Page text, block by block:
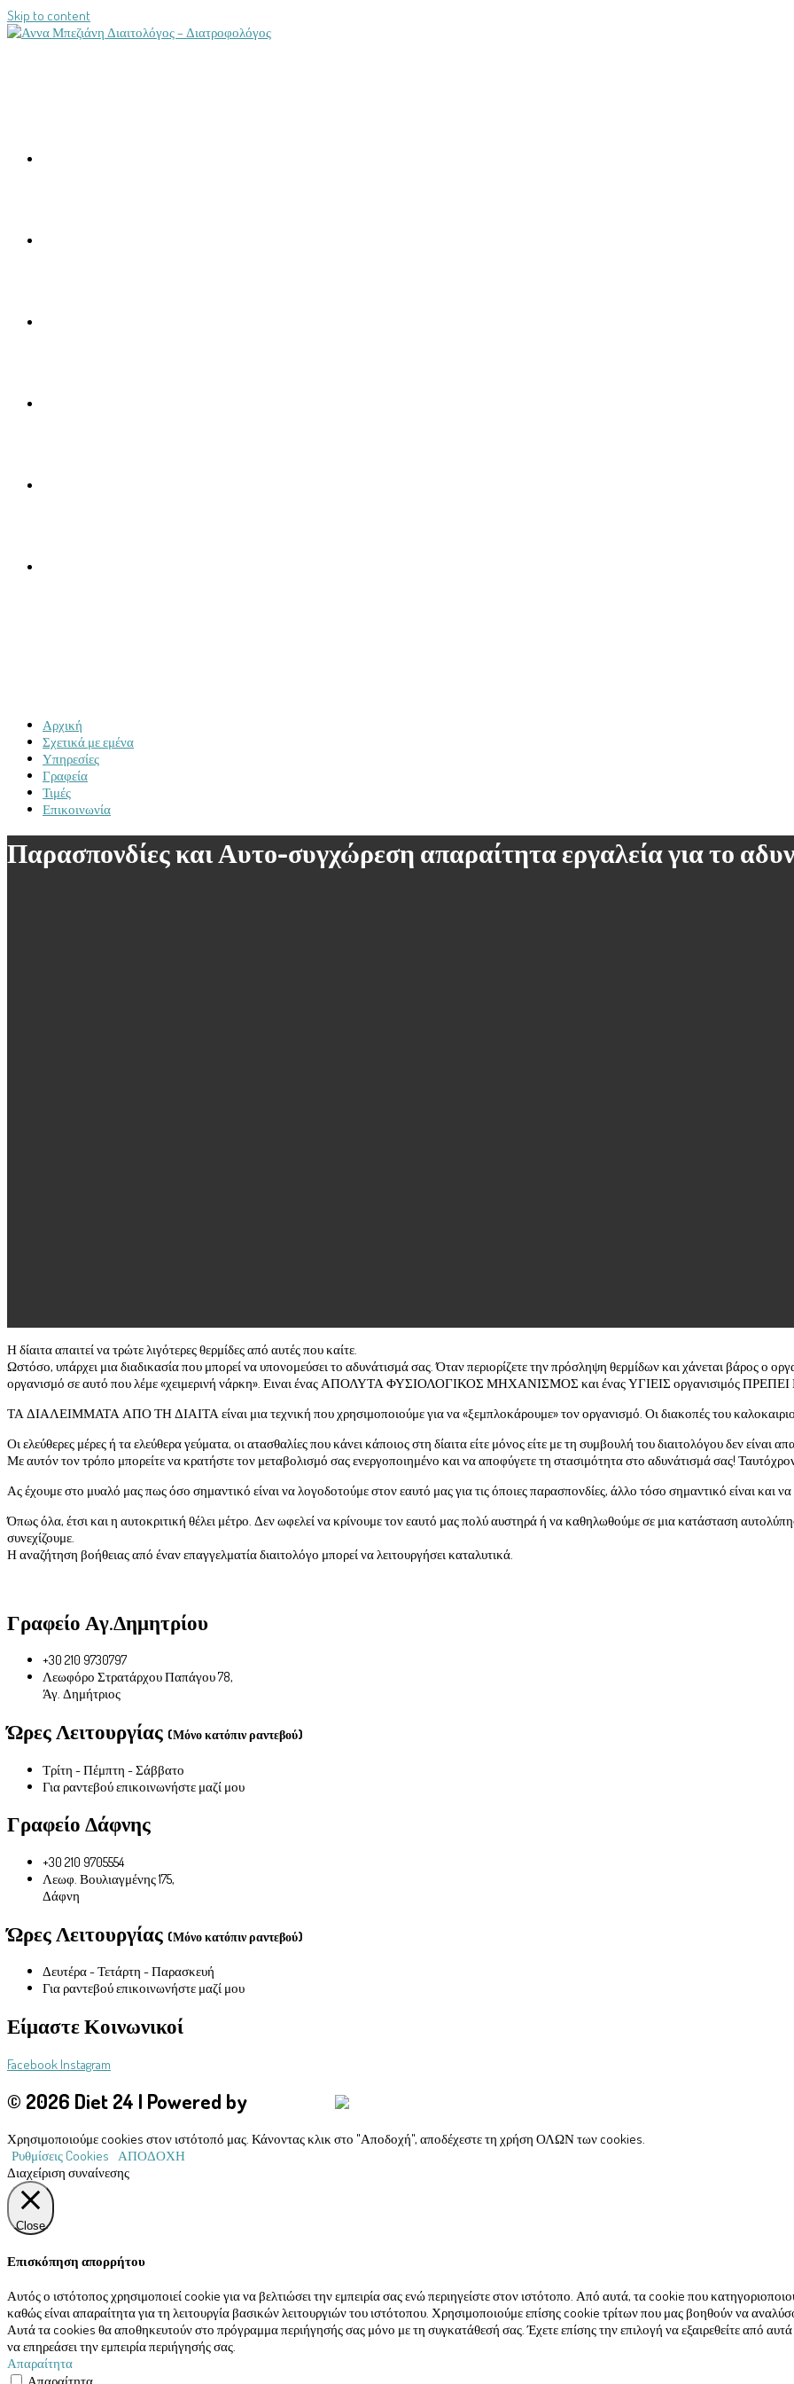
Skip to content
Αρχική
Σχετικά με εμένα
Υπηρεσίες
Γραφεία
Τιμές
Επικοινωνία
Παρασπονδίες και Αυτο-συγχώρεση απαραίτητα εργαλεία για το
Η δίαιτα απαιτεί να τρώτε λιγότερες θερμίδες από αυτές που καίτε.
Ωστόσο, υπάρχει μια διαδικασία που μπορεί να υπονομεύσει το αδυνάτισμά σας. Όταν περιορίζετε την πρόσληψη θερμίδων και χάνεται βάρος ο
οργανισμό σε αυτό που λέμε «χειμερινή νάρκη». Ειναι ένας ΑΠΟΛΥΤΑ ΦΥΣΙΟΛΟΓΙΚΟΣ ΜΗΧΑΝΙΣΜΟΣ και ένας ΥΓΙΕΙΣ οργανισιμός
ΤΑ ΔΙΑΛΕΙΜΜΑΤΑ ΑΠΟ ΤΗ ΔΙΑΙΤΑ είναι μια τεχνική που χρησιμοποιούμε για να «ξεμπλοκάρουμε» τον οργανισμό. Οι διακοπές του καλοκαιριού
Οι ελεύθερες μέρες ή τα ελεύθερα γεύματα, οι ατασθαλίες που κάνει κάποιος στη δίαιτα είτε μόνος είτε με τη συμβουλή του διαιτολόγου δεν είναι
Με αυτόν τον τρόπο μπορείτε να κρατήστε τον μεταβολισμό σας ενεργοποιημένο και να αποφύγετε τη στασιμότητα στο αδυνάτισμά σας!
Ας έχουμε στο μυαλό μας πως όσο σημαντικό είναι να λογοδοτούμε στον εαυτό μας για τις όποιες παρασπονδίες, άλλο τόσο σημαντικό είναι και
Όπως όλα, έτσι και η αυτοκριτική θέλει μέτρο. Δεν ωφελεί να κρίνουμε τον εαυτό μας πολύ αυστηρά ή να καθηλωθούμε σε μια κατάσταση
συνεχίζουμε.
Η αναζήτηση βοήθειας από έναν επαγγελματία διαιτολόγο μπορεί να λειτουργήσει καταλυτικά.
Γραφείο Αγ.Δημητρίου
+30 210 9730797
Λεωφόρο Στρατάρχου Παπάγου 78,
Άγ. Δημήτριος
Ώρες Λειτουργίας (Μόνο κατόπιν ραντεβού)
Τρίτη - Πέμπτη - Σάββατο
Για ραντεβού επικοινωνήστε μαζί μου
Γραφείο Δάφνης
+30 210 9705554
Λεωφ. Βουλιαγμένης 175,
Δάφνη
Ώρες Λειτουργίας (Μόνο κατόπιν ραντεβού)
Δευτέρα - Τετάρτη - Παρασκευή
Για ραντεβού επικοινωνήστε μαζί μου
Είμαστε Κοινωνικοί
Facebook Instagram
© 2026 Diet 24 | Powered by
Χρησιμοποιούμε cookies στον ιστότοπό μας. Κάνοντας κλικ στο "Αποδοχή", αποδέχεστε τη χρήση ΟΛΩΝ των cookies.
Ρυθμίσεις Cookies ΑΠΟΔΟΧΗ
Διαχείριση συναίνεσης
Close
Επισκόπηση απορρήτου
Αυτός ο ιστότοπος χρησιμοποιεί cookie για να βελτιώσει την εμπειρία σας ενώ περιηγείστε στον ιστότοπο. Από αυτά, τα cookie που
καθώς είναι απαραίτητα για τη λειτουργία βασικών λειτουργιών του ιστότοπου. Χρησιμοποιούμε επίσης cookie τρίτων που μας βοηθούν να
Αυτά τα cookies θα αποθηκευτούν στο πρόγραμμα περιήγησής σας μόνο με τη συγκατάθεσή σας. Έχετε επίσης την επιλογή να εξαιρεθείτε από
να επηρεάσει την εμπειρία περιήγησής σας.
Απαραίτητα